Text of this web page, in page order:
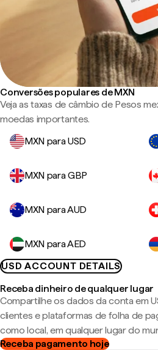
Conversões populares de MXN
Veja as taxas de câmbio de Pesos
moedas importantes.
MXN para USD
MXN para GBP
MXN para AUD
MXN para AED
USD ACCOUNT DETAILS
Receba dinheiro de qualquer lugar
Compartilhe os dados da conta em
clientes e plataformas de folha de
como local, em qualquer lugar do
Receba pagamento hoje